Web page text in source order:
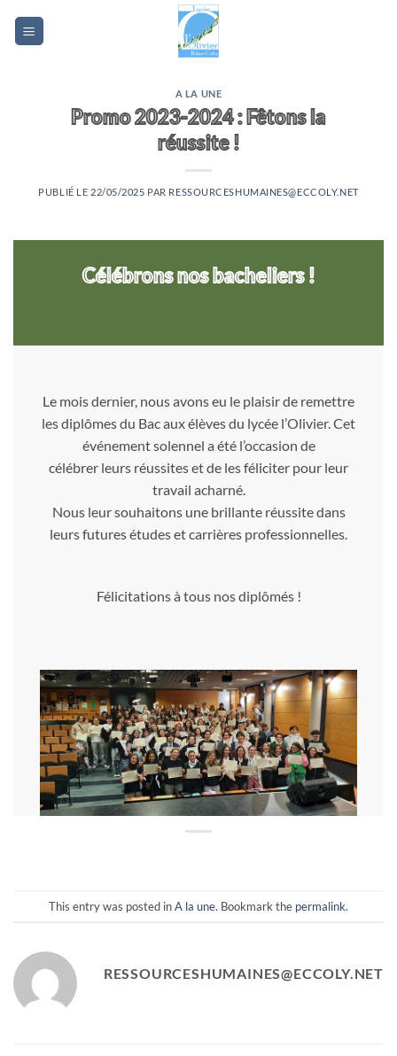
A LA UNE
Promo 2023-2024 : Fêtons la
réussite !
PUBLIÉ LE 22/05/2025 PAR RESSOURCESHUMAINES@ECCOLY.NET
Célébrons nos bacheliers !
Le mois dernier, nous avons eu le plaisir de remettre
les diplômes du Bac aux élèves du lycée l’Olivier. Cet
événement solennel a été l’occasion de
célébrer leurs réussites et de les féliciter pour leur
travail acharné.
Nous leur souhaitons une brillante réussite dans
leurs futures études et carrières professionnelles.
Félicitations à tous nos diplômés !
This entry was posted inA la une. Bookmark the permalink.
RESSOURCESHUMAINES@ECCOLY.NET